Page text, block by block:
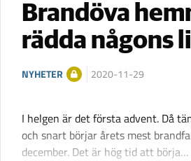
Brandöva
rädda någons
NYHETER 2020-11-29
I helgen är det första advent. Då
och snart börjar årets mest
december. Det är hög tid att börja…